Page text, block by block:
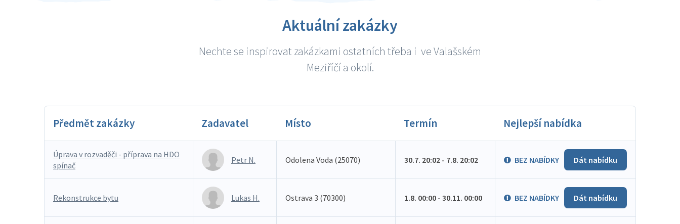
Aktuální zakázky
Nechte se inspirovat zakázkami ostatních třeba i ve Valašském
Meziříčí a okolí.
Předmět zakázky Zadavatel Místo Termín Nejlepší nabídka
Úprava v rozvaděči - příprava na HDO
spínač
Petr N. Odolena Voda (25070) 30.7. 20:02 - 7.8. 20:02 BEZ NABÍDKY Dát nabídku
Rekonstrukce bytu Lukas H. Ostrava 3 (70300) 1.8. 00:00 - 30.11. 00:00 BEZ NABÍDKY Dát nabídku